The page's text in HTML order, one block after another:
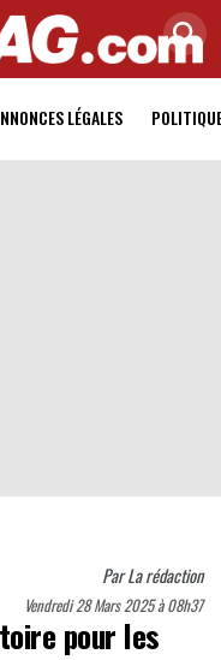
LÉGALES
ParLa rédaction
Vendredi 28 Mars 2025 à 08h37
pour les